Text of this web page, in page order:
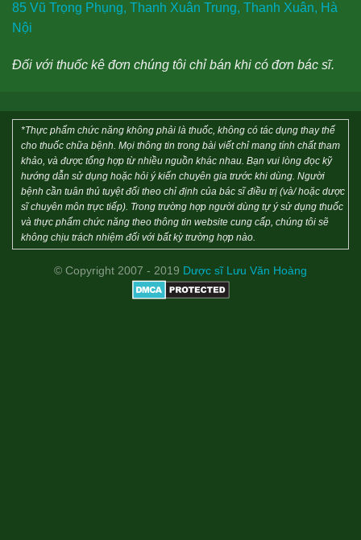
85 Vũ Trọng Phụng, Thanh Xuân Trung, Thanh Xuân, Hà
Nội
Đối với thuốc kê đơn chúng tôi chỉ bán khi có đơn bác sĩ.
*Thực phẩm chức năng không phải là thuốc, không có tác dụng thay thế
cho thuốc chữa bệnh. Mọi thông tin trong bài viết chỉ mang tính chất tham
khảo, và được tổng hợp từ nhiều nguồn khác nhau. Bạn vui lòng đọc kỹ
hướng dẫn sử dụng hoặc hỏi ý kiến chuyên gia trước khi dùng. Người
bệnh cần tuân thủ tuyệt đối theo chỉ định của bác sĩ điều trị (và/ hoặc dược
sĩ chuyên môn trực tiếp). Trong trường hợp người dùng tự ý sử dụng thuốc
và thực phẩm chức năng theo thông tin website cung cấp, chúng tôi sẽ
không chịu trách nhiệm đối với bất kỳ trường hợp nào.
© Copyright 2007 - 2019 Dược sĩ Lưu Văn Hoàng